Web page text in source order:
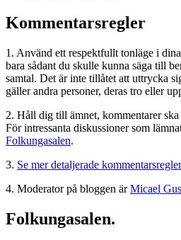
Kommentarsregler
1. Använd ett respektfullt tonläge i
bara sådant du skulle kunna säga till
samtal. Det är inte tillåtet att uttrycka
gäller andra personer, deras tro eller
2. Håll dig till ämnet, kommentarer
För intressanta diskussioner som
Folkungasalen.
3. Se mer detaljerade
4. Moderator på bloggen ärMicael
Folkungasalen.